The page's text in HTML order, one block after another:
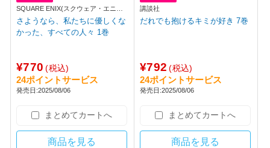
SQUARE ENIX(スクウェア・エニッ
クス)
さようなら、私たちに優しくな
かった、すべての人々 1巻
¥770 (税込)
24ポイントサービス
発売日:2025/08/06
まとめてカートへ
商品を見る
講談社
だれでも抱けるキミが好き 7巻
¥792 (税込)
24ポイントサービス
発売日:2025/08/06
まとめてカートへ
商品を見る